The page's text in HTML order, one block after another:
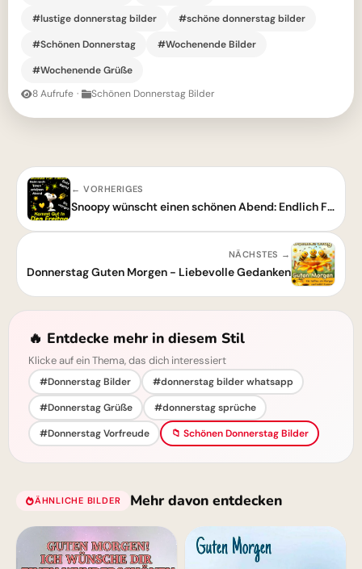
#lustige donnerstag bilder
#schöne donnerstag bilder
#Schönen Donnerstag
#Wochenende Bilder
#Wochenende Grüße
8 Aufrufe · Schönen Donnerstag Bilder
← VORHERIGES
Snoopy wünscht einen schönen Abend: Endlich Freitag in Sicht!
NÄCHSTES →
Donnerstag Guten Morgen - Liebevolle Gedanken
🔥 Entdecke mehr in diesem Stil
Klicke auf ein Thema, das dich interessiert
#Donnerstag Bilder
#donnerstag bilder whatsapp
#Donnerstag Grüße
#donnerstag sprüche
#Donnerstag Vorfreude
📁 Schönen Donnerstag Bilder
ÄHNLICHE BILDER Mehr davon entdecken